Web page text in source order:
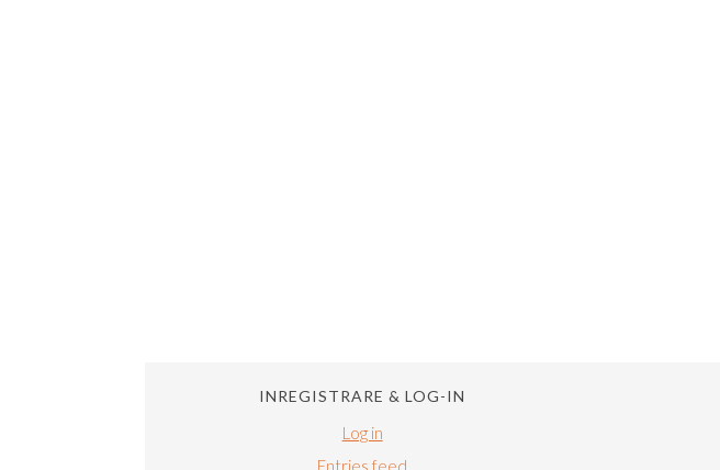
INREGISTRARE & LOG-IN
Log in
Entries feed